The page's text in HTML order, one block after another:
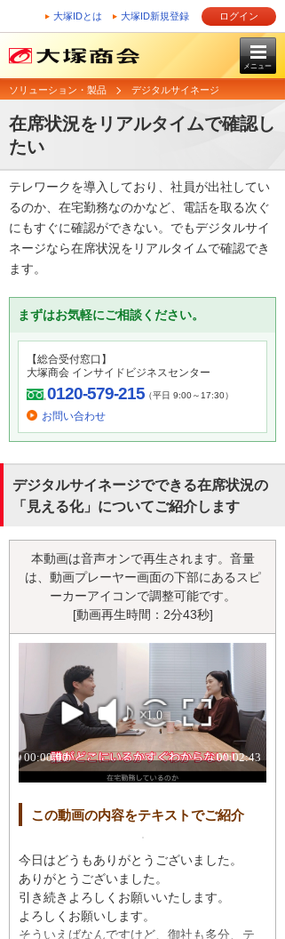
大塚IDとは 大塚ID新規登録 ログイン
メニュー
ソリューション・製品 デジタルサイネージ
在席状況をリアルタイムで確認し
たい
テレワークを導入しており、社員が出社してい
るのか、在宅勤務なのかなど、電話を取る次ぐ
にもすぐに確認ができない。でもデジタルサイ
ネージなら在席状況をリアルタイムで確認でき
ます。
まずはお気軽にご相談ください。
【総合受付窓口】
大塚商会 インサイドビジネスセンター
0120-579-215（平日 9:00～17:30）
お問い合わせ
デジタルサイネージでできる在席状況の
「見える化」についてご紹介します
本動画は音声オンで再生されます。音量
は、動画プレーヤー画面の下部にあるスピ
ーカーアイコンで調整可能です。
[動画再生時間：2分43秒]
この動画の内容をテキストでご紹介
今日はどうもありがとうございました。
ありがとうございました。
引き続きよろしくお願いいたします。
よろしくお願いします。
そういえばなんですけど、御社も多分、テ